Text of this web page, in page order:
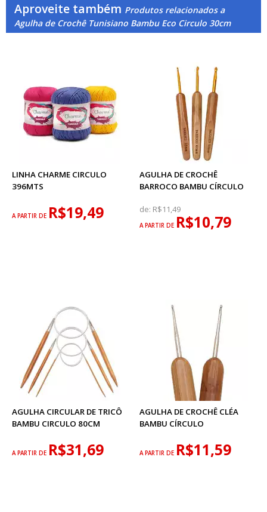
Aproveite também Produtos relacionados a
Agulha de Crochê Tunisiano Bambu Eco Circulo 30cm
LINHA CHARME CIRCULO
396MTS
A PARTIR DE R$19,49
AGULHA DE CROCHÊ
BARROCO BAMBU CÍRCULO
de: R$11,49
A PARTIR DE R$10,79
AGULHA CIRCULAR DE TRICÔ
BAMBU CIRCULO 80CM
A PARTIR DE R$31,69
AGULHA DE CROCHÊ CLÉA
BAMBU CÍRCULO
A PARTIR DE R$11,59